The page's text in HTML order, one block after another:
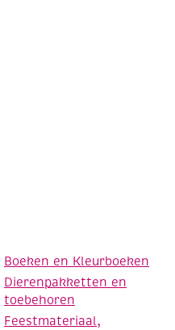
Boeken en Kleurboeken
Dierenpakketten en
toebehoren
Feestmateriaal,